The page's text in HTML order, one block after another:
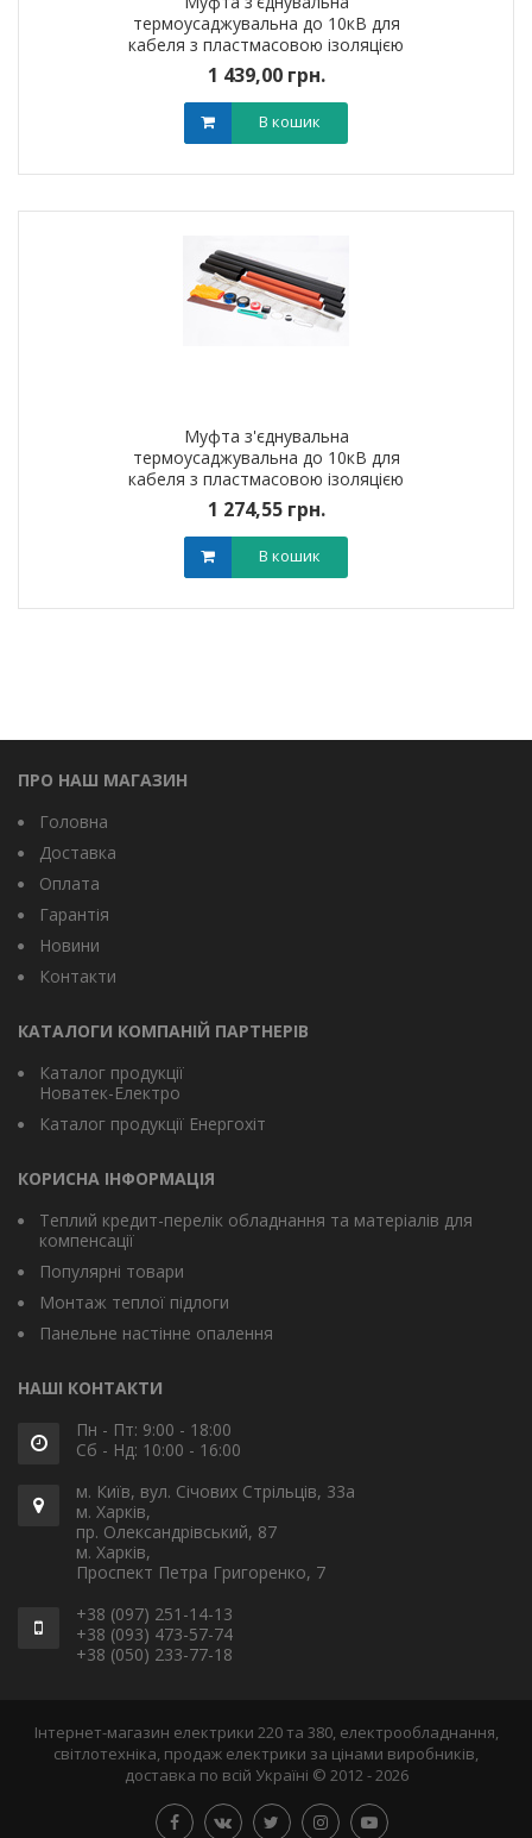
термоусаджувальна до 10кВ для
кабеля з пластмасовою iзоляцiєю
1ПСт10 (70-120мм?) без
наконечників
1 439,00 грн.
В кошик
Муфта з'єднувальна
термоусаджувальна до 10кВ для
кабеля з пластмасовою iзоляцiєю
1ПСт10 (25-50мм?) без
наконечників
1 274,55 грн.
В кошик
ПРО НАШ МАГАЗИН
Головна
Доставка
Оплата
Гарантія
Новини
Контакти
КАТАЛОГИ КОМПАНІЙ ПАРТНЕРІВ
Каталог продукції
Новатек-Електро
Каталог продукції Енергохіт
КОРИСНА ІНФОРМАЦІЯ
Теплий кредит-перелік обладнання та матеріалів для
компенсації
Популярні товари
Монтаж теплої підлоги
Панельне настінне опалення
НАШІ КОНТАКТИ
Пн - Пт: 9:00 - 18:00
Сб - Нд: 10:00 - 16:00
м. Київ, вул. Січових Стрільців, 33а
м. Харків,
пр. Олександрівський, 87
м. Харків,
Проспект Петра Григоренко, 7
+38 (097) 251-14-13
+38 (093) 473-57-74
+38 (050) 233-77-18
Інтернет-магазин електрики 220 та 380, електрообладнання,
світлотехніка, продаж електрики за цінами виробників,
доставка по всій Україні © 2012 - 2026